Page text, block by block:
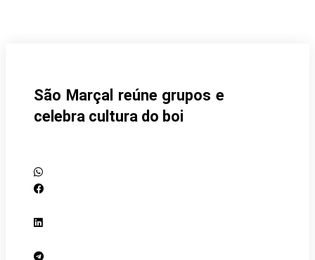
São Marçal reúne grupos e
celebra cultura do boi